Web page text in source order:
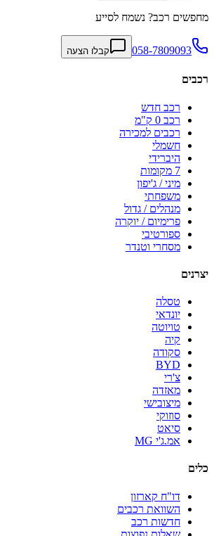
מחפשים רכב? נשמח לסייע
058-7809093 קבלו הצעה
רכבים
רכב חדש
רכב 0 ק"מ
רכבים למכירה
חשמלי
היברידי
7 מקומות
מיני / ג'יפון
משפחתי
מנהלים / גדול
פרימיום / יוקרה
ספורטיבי
מסחרי וטנדר
יצרנים
טסלה
יונדאי
טויוטה
קיה
סקודה
BYD
צ'רי
מאזדה
מיצובישי
סוזוקי
סיאט
אמ.ג'י MG
כלים
דו"ח קארזון
השוואת רכבים
חדשות רכב